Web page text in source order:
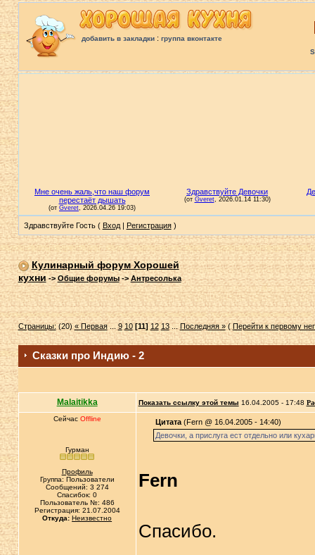
добавить в закладки: группа вконтакте
Здравствуйте Гость ( Вход| Регистрация)
Кулинарный форум Хорошей
кухни->Общие форумы-> Антресолька
Страницы:(20)« Первая...9 10 [11] 12 13...Последняя »(Перейти к первому
Сказки про Индию - 2
Malaitikka Показать ссылку этой темы 16.04.2005 - 17:48
Сейчас Offline
Гурман
Профиль
Группа: Пользователи
Сообщений: 3 274
Спасибок: 0
Пользователь №: 486
Регистрация: 21.07.2004
Откуда: Неизвестно
Цитата(Fern @ 16.04.2005 - 14:40)
Девочки, а прислуга ест отдельно или
Fern
Спасибо.